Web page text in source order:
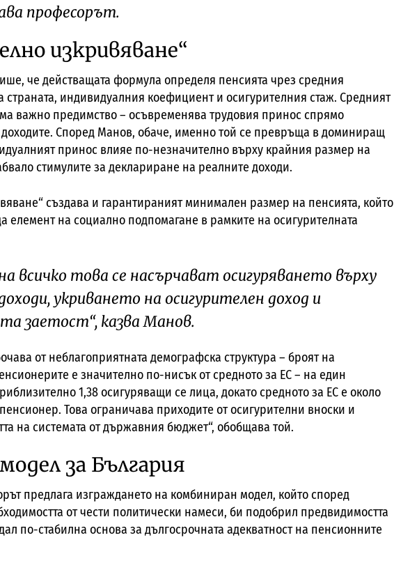
професорът.
изкривяване“
че действащата формула определя пенсията чрез средния
страната, индивидуалния коефициент и осигурителния стаж. Средният
важно предимство – осъвременява трудовия принос спрямо
Според Манов, обаче, именно той се превръща в доминиращ
принос влияе по-незначително върху крайния размер на
стимулите за деклариране на реалните доходи.
създава и гарантираният минимален размер на пенсията, който
елемент на социално подпомагане в рамките на осигурителната
всичко това се насърчават осигуряването върху
укриването на осигурителен доход и
заетост“, казва Манов.
от неблагоприятната демографска структура – броят на
е значително по-нисък от средното за ЕС – на един
1,38 осигуряващи се лица, докато средното за ЕС е около
Това ограничава приходите от осигурителни вноски и
на системата от държавния бюджет“, обобщава той.
за България
предлага изграждането на комбиниран модел, който според
от чести политически намеси, би подобрил предвидимостта
по-стабилна основа за дългосрочната адекватност на пенсионните